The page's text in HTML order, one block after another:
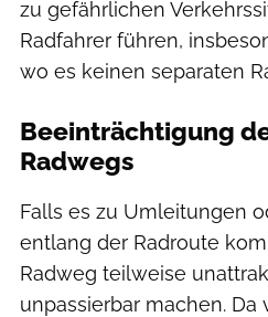
zu gefährlichen
Radfahrer führen,
wo es keinen separaten
Beeinträchtigung
Radwegs
Falls es zu Umleitungen
entlang der Radroute
Radweg teilweise
unpassierbar machen.